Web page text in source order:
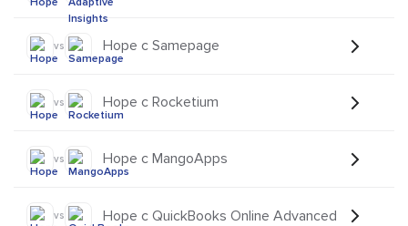
vs Hope с Samepage
vs Hope с Rocketium
vs Hope с MangoApps
vs Hope с QuickBooks Online Advanced